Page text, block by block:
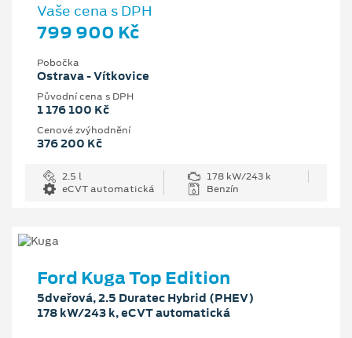
Vaše cena s DPH
799 900 Kč
Pobočka
Ostrava - Vítkovice
Původní cena s DPH
1 176 100 Kč
Cenové zvýhodnění
376 200 Kč
2.5 l
178 kW/243 k
eCVT automatická
Benzín
Ford Kuga Top Edition
5dveřová, 2.5 Duratec Hybrid (PHEV)
178 kW/243 k, eCVT automatická